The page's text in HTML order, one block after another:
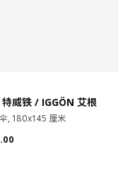
威铁 / IGGÖN 艾根
, 180x145 厘米
.00